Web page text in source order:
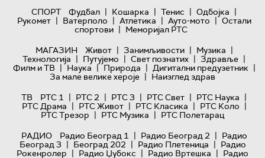
СПОРТ
Фудбал | Кошарка | Тенис | Одбојка |
Рукомет | Ватерполо | Атлетика | Ауто-мото | Остали
спортови | Меморијал РТС
МАГАЗИН
Живот | Занимљивости | Музика |
Технологијa | Путујемо | Свет познатих | Здравље |
Филм и ТВ | Наука | Природа | Дигитални предузетник |
За мале велике хероје | Наизглед здрав
ТВ
РТС 1 | РТС 2 | РТС 3 | РТС Свет | РТС Наука |
РТС Драма | РТС Живот | РТС Класика | РТС Коло |
РТС Трезор | РТС Музика | РТС Полетарац
РАДИО
Радио Београд 1 | Радио Београд 2 | Радио
Београд 3 | Београд 202 | Радио Плетеница | Радио
Рокенролер | Радио Џубокс | Радио Вртешка | Радио